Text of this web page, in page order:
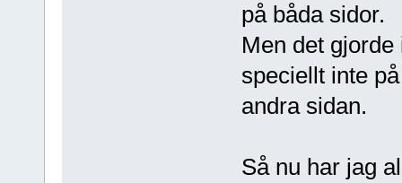
på båda sidor.
Men det
speciellt inte
andra sidan.
Så nu har jag